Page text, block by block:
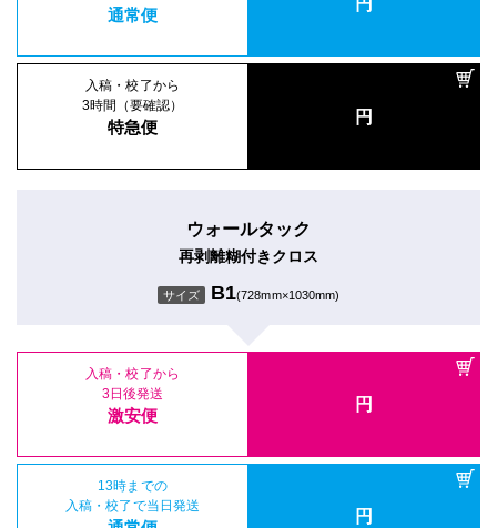
通常便
円
入稿・校了から
3時間（要確認）
特急便
円
ウォールタック
再剥離糊付きクロス
サイズ B1(728mm×1030mm)
入稿・校了から
3日後発送
激安便
円
13時までの
入稿・校了で当日発送
円